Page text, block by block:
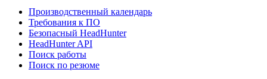
Производственный календарь
Требования к ПО
Безопасный HeadHunter
HeadHunter API
Поиск работы
Поиск по резюме